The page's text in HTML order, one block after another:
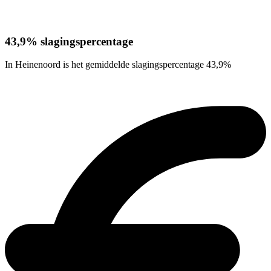
43,9% slagingspercentage
In Heinenoord is het gemiddelde slagingspercentage 43,9%